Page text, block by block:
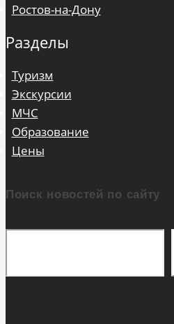
Ростов-на-Дону
Разделы
Туризм
Экскурсии
МЧС
Образование
Цены
Поиск новостей по сайту